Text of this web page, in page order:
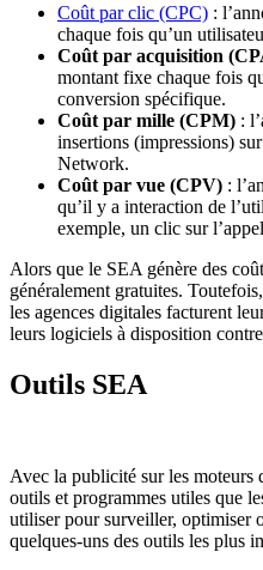
Coût par clic (CPC) :
chaque fois qu’un
Coût par acquisition
montant fixe chaque fois
conversion spécifique.
Coût par mille (CPM) :
insertions (impressions)
Network.
Coût par vue (CPV) :
qu’il y a interaction de
exemple, un clic sur
Alors que le SEA génère des
généralement gratuites.
les agences digitales facturent
leurs logiciels à disposition
Outils SEA
Avec la publicité sur les moteurs
outils et programmes utiles que
utiliser pour surveiller, optimiser
quelques-uns des outils les plus